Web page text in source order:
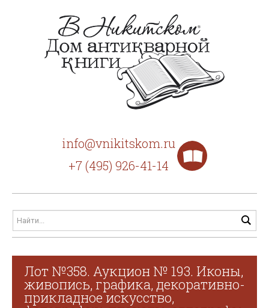
info@vnikitskom.ru
+7 (495) 926-41-14
Лот №358. Аукцион № 193. Иконы,
живопись, графика, декоративно-
прикладное искусство,